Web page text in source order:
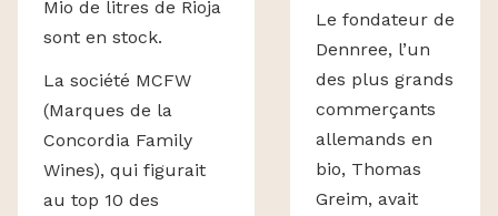
Mio de litres de Rioja
sont en stock.
La société MCFW
(Marques de la
Concordia Family
Wines), qui figurait
au top 10 des
Le fondateur de
Dennree, l’un
des plus grands
commerçants
allemands en
bio, Thomas
Greim, avait